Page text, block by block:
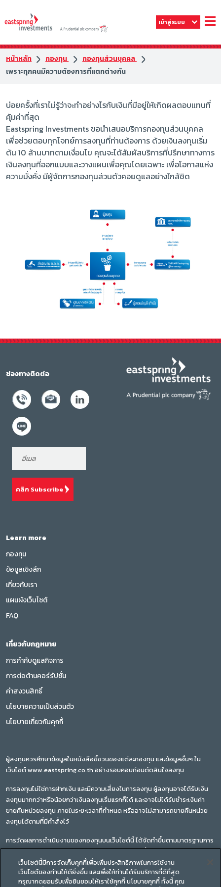
เข้าสู่ระบบ
หน้าหลัก กองทุน
กองทุนส่วนบุคคล
เพราะทุกคนมีความต้องการที่แตกต่างกัน
บ่อยครั้งที่เราไม่รู้ว่าจะทำอย่างไรกับเงินที่มีอยู่ให้เกิดผลตอบแทนที่
คุ้มค่าที่สุด
Eastspring Investments ขอนำเสนอบริการกองทุนส่วนบุคคล
เพื่อช่วยตอบทุกโจทย์การลงทุนที่ท่านต้องการ ด้วยเงินลงทุนเริ่ม
ต้น 10 ล้านบาทตามเงื่อนไข คุณจะได้สัมผัสบริการที่ปรึกษาทางการ
เงินลงทุนที่ออกแบบและวางแผนเพื่อคุณโดยเฉพาะ เพื่อโอกาสแห่ง
ความมั่งคั่ง มีผู้จัดการกองทุนส่วนตัวคอยดูแลอย่างใกล้ชิด
ช่องทางติดต่อ
คลิก Subscribe
Learn more
กองทุน
ข้อมูลเชิงลึก
เกี่ยวกับเรา
แผนผังเว็บไซต์
FAQ
เกี่ยวกับกฎหมาย
การกำกับดูแลกิจการ
การต่อต้านคอร์รัปชั่น
คำสงวนสิทธิ์
นโยบายความเป็นส่วนตัว
นโยบายเกี่ยวกับคุกกี้
ผู้ลงทุนควรศึกษาข้อมูลในหนังสือชี้ชวนของแต่ละกองทุน และข้อมูลอื่นๆ ใน
เว็บไซต์ www.eastspring.co.th อย่างรอบคอบก่อนตัดสินใจลงทุน
การลงทุนไม่ใช่การฝากเงิน และมีความเสี่ยงในการลงทุน ผู้ลงทุนอาจได้รับเงิน
ลงทุนมากกว่าหรือน้อยกว่าเงินลงทุนเริ่มแรกก็ได้ และอาจไม่ได้รับชำระเงินค่า
ขายคืนหน่วยลงทุน ภายในระยะเวลาที่กำหนด หรืออาจไม่สามารถขายคืนหน่วย
ลงทุนได้ตามที่มีคำสั่งไว้
การวัดผลการดำเนินงานของกองทุนบนเว็บไซต์นี้ ได้จัดทำขึ้นตามมาตรฐานการ
วัดผลการดำเนินงานของสมาคมบริษัทจัดการลงทุน ซึ่งผลการดำเนินงานใน
อดีตของกองทุนรวม มิได้เป็นสิ่งยืนยันถึงผลการดำเนินงานในอนาคต
ทำความเข้าใจลักษณะสินค้า เงื่อนไขผลตอบแทน และความเสี่ยงก่อนตัดสินใจ
เว็บไซต์นี้มีการจัดเก็บคุกกี้เพื่อเพิ่มประสิทธิภาพในการใช้งาน
เว็บไซต์ของท่านให้ดียิ่งขึ้น และเพื่อให้ท่านได้รับบริการที่ดีที่สุด
กรุณากดยอมรับเพื่อยินยอมให้เราใช้คุกกี้ นโยบายคุกกี้ ทั้งนี้ คุณ